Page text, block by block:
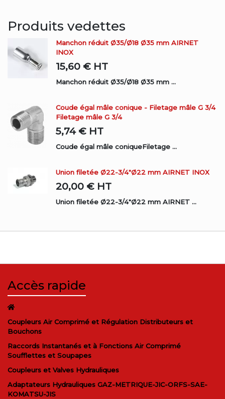
Produits vedettes
Manchon réduit Ø35/Ø18 Ø35 mm AIRNET
INOX
15,60 € HT
Manchon réduit Ø35/Ø18 Ø35 mm ...
Coude égal mâle conique - Filetage mâle G 3/4
Filetage mâle G 3/4
5,74 € HT
Coude égal mâle coniqueFiletage ...
Union filetée Ø22-3/4"Ø22 mm AIRNET INOX
20,00 € HT
Union filetée Ø22-3/4"Ø22 mm AIRNET ...
Accès rapide
Coupleurs Air Comprimé et Régulation Distributeurs et
Bouchons
Raccords Instantanés et à Fonctions Air Comprimé
Soufflettes et Soupapes
Coupleurs et Valves Hydrauliques
Adaptateurs Hydrauliques GAZ-METRIQUE-JIC-ORFS-SAE-
KOMATSU-JIS